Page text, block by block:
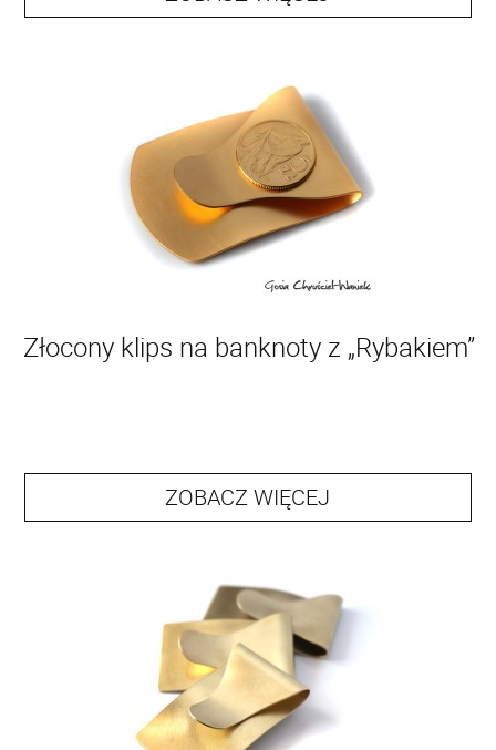
Złocony klips na banknoty z „Rybakiem”
ZOBACZ WIĘCEJ